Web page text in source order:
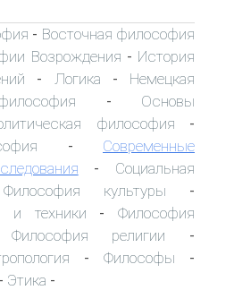
- Восточная философия
Возрождения - История
- Логика - Немецкая
- Основы
философия -
- Современные
- Социальная
Философия культуры -
и техники -Философия
Философия религии -
- Философы -
- Этика -